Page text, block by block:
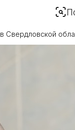
в Свердловской